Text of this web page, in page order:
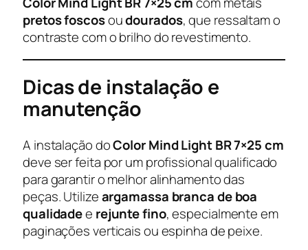
pretos foscosoudourados, que ressaltam o
contraste com o brilho do revestimento.
Dicas de instalação e
manutenção
A instalação doColor Mind Light BR 7×25 cm
deve ser feita por um profissional qualificado
para garantir o melhor alinhamento das
peças. Utilizeargamassa branca de boa
qualidadee rejunte fino, especialmente em
paginações verticais ou espinha de peixe.